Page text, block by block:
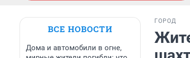
ВСЕ НОВОСТИ
Дома и автомобили в огне,
ГОРОД